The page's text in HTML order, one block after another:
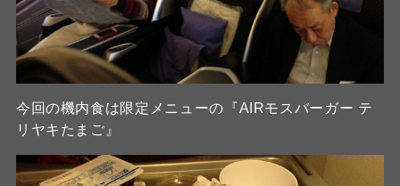
今回の機内食は限定メニューの『AIRモスバーガー テ
リヤキたまご』